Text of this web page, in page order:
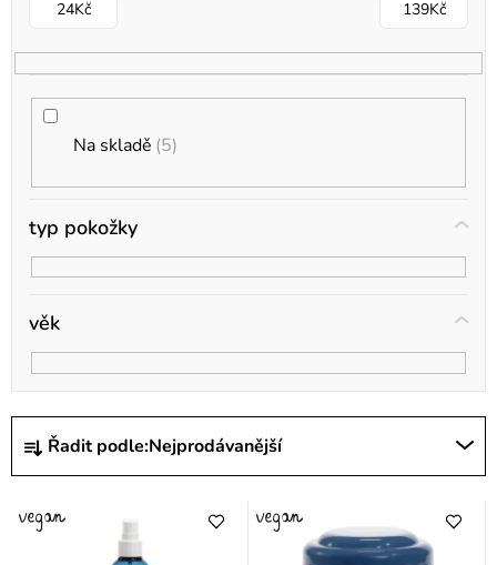
Ř
a
e
Řadit podle:Nejprodávanější
24Kč 139Kč
Na skladě 5
typ pokožky
věk
o
d